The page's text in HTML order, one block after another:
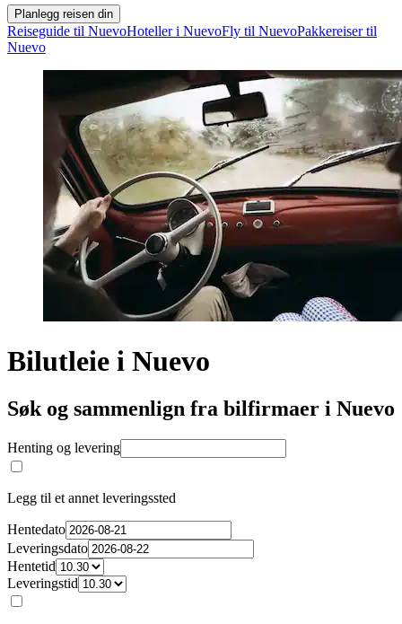
Planlegg reisen din
Reiseguide til NuevoHoteller i NuevoFly til NuevoPakkereiser til
Nuevo
Bilutleie i Nuevo
Søk og sammenlign fra bilfirmaer i Nuevo
Henting og levering
Legg til et annet leveringssted
Hentedato
Leveringsdato
Hentetid
Leveringstid